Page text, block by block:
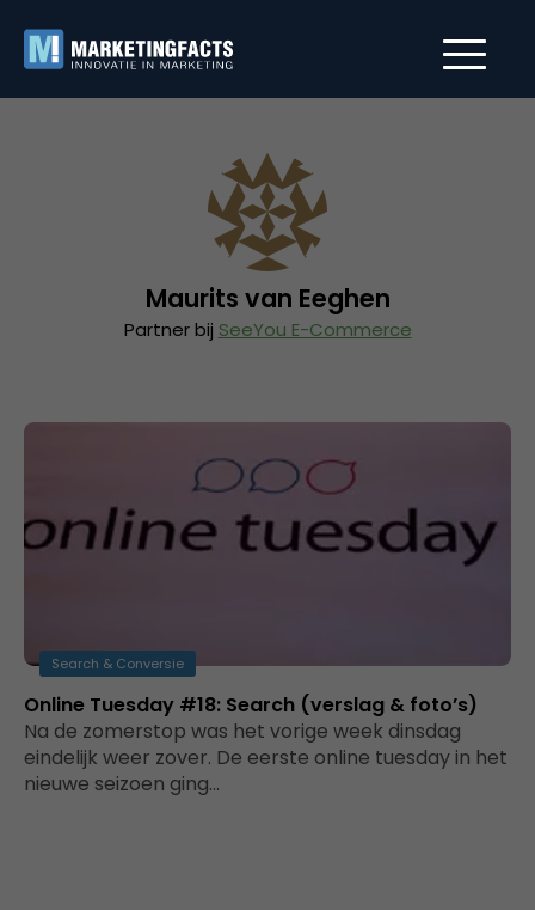
Maurits van Eeghen
Partner bij SeeYou E-Commerce
Search & Conversie
Online Tuesday #18: Search (verslag & foto’s)
Na de zomerstop was het vorige week dinsdag
eindelijk weer zover. De eerste online tuesday in het
nieuwe seizoen ging…